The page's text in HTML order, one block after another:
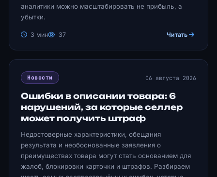
аналитики можно масштабировать не прибыль, а
убытки.
3 мин 37 Читать
Новости 06 августа 2026
Ошибки в описании товара: 6
нарушений, за которые селлер
может получить штраф
Недостоверные характеристики, обещания
результата и необоснованные заявления о
преимуществах товара могут стать основанием для
жалоб, блокировки карточки и штрафов. Разбираем